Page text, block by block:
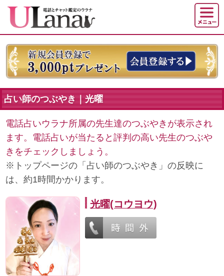
占い師のつぶやき｜光曜
電話占いウラナ所属の先生達のつぶやきが表示され
ます。電話占いが当たると評判の高い先生のつぶや
きをチェックしましょう。
※トップページの「占い師のつぶやき」の反映に
は、約1時間かかります。
光曜(コウヨウ)